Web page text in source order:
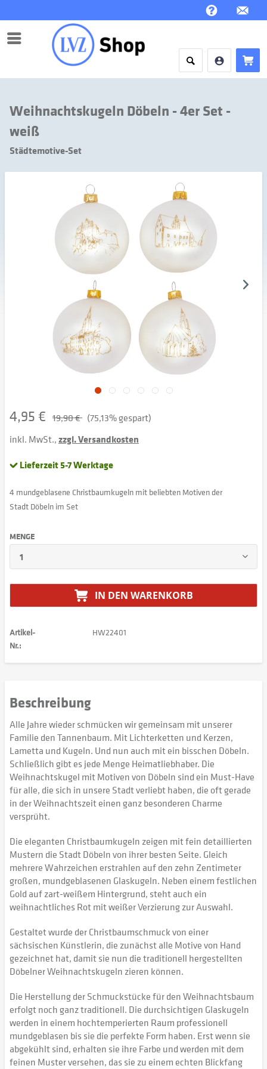
Menü
Weihnachtskugeln Döbeln - 4er Set -
weiß
Städtemotive-Set
4,95 € 19,90 € (75,13% gespart)
inkl. MwSt.,zzgl. Versandkosten
Lieferzeit 5-7 Werktage
4 mundgeblasene Christbaumkugeln mit beliebten Motiven der
Stadt Döbeln im Set
MENGE
IN DEN WARENKORB
Artikel-
Nr.:
HW22401
Beschreibung
Alle Jahre wieder schmücken wir gemeinsam mit unserer
Familie den Tannenbaum. Mit Lichterketten und Kerzen,
Lametta und Kugeln. Und nun auch mit ein bisschen Döbeln.
Schließlich gibt es jede Menge Heimatliebhaber. Die
Weihnachtskugel mit Motiven von Döbeln sind ein Must-Have
für alle, die sich in unsere Stadt verliebt haben, die oft gerade
in der Weihnachtszeit einen ganz besonderen Charme
versprüht.
Die eleganten Christbaumkugeln zeigen mit fein detaillierten
Mustern die Stadt Döbeln von ihrer besten Seite. Gleich
mehrere Wahrzeichen erstrahlen auf den zehn Zentimeter
großen, mundgeblasenen Glaskugeln. Neben einem festlichen
Gold auf zart-weißem Hintergrund, steht auch ein
weihnachtliches Rot mit weißer Verzierung zur Auswahl.
Gestaltet wurde der Christbaumschmuck von einer
sächsischen Künstlerin, die zunächst alle Motive von Hand
gezeichnet hat, damit sie nun die traditionell hergestellten
Döbelner Weihnachtskugeln zieren können.
Die Herstellung der Schmuckstücke für den Weihnachtsbaum
erfolgt noch ganz traditionell. Die durchsichtigen Glaskugeln
werden in einem hochtemperierten Raum professionell
mundgeblasen bis sie die perfekte Form haben. Erst wenn sie
abgekühlt sind, erhalten sie ihre Farbe und werden mit dem
feinen Muster versehen, das sie zu einem echten Blickfang